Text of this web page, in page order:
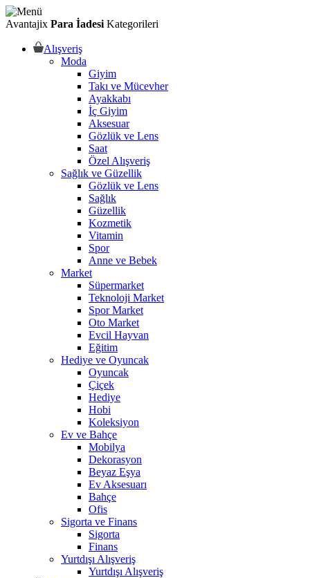
Avantajix Para İadesi Kategorileri
Alışveriş
Moda
Giyim
Takı ve Mücevher
Ayakkabı
İç Giyim
Aksesuar
Gözlük ve Lens
Saat
Özel Alışveriş
Sağlık ve Güzellik
Gözlük ve Lens
Sağlık
Güzellik
Kozmetik
Vitamin
Spor
Anne ve Bebek
Market
Süpermarket
Teknoloji Market
Spor Market
Oto Market
Evcil Hayvan
Eğitim
Hediye ve Oyuncak
Oyuncak
Çiçek
Hediye
Hobi
Koleksiyon
Ev ve Bahçe
Mobilya
Dekorasyon
Beyaz Eşya
Ev Aksesuarı
Bahçe
Ofis
Sigorta ve Finans
Sigorta
Finans
Yurtdışı Alışveriş
Yurtdışı Alışveriş